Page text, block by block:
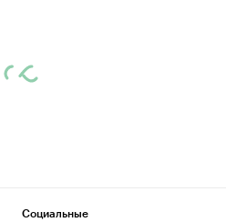
Социальные